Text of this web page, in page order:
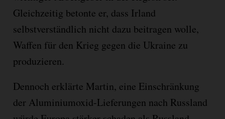
Gleichzeitig betonte er, dass Irland
selbstverständlich nicht dazu beitragen wolle,
Waffen für den Krieg gegen die Ukraine zu
produzieren.
Dennoch erklärte Martin, eine Einschränkung
der Aluminiumoxid-Lieferungen nach Russland